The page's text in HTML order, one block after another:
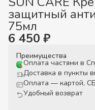
защитный
75мл
6 450 ₽
Преимущества
Оплата частями в
Доставка в пункты
Оплата — картой,
Удобный возврат